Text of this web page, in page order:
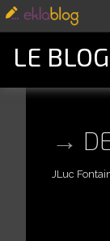
LE
JLuc